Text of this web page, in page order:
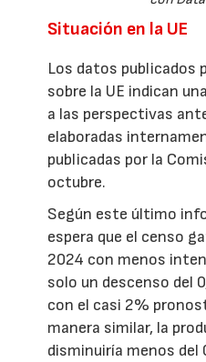
Situación en la UE
Los datos publicados
sobre la UE indican
a las perspectivas
elaboradas
publicadas por la
octubre.
Según este último
espera que el censo
2024 con menos
solo un descenso del
con el casi 2%
manera similar, la
disminuiría menos